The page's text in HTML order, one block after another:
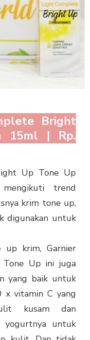
Bright
15ml | Rp.
Up Tone Up
trend
krim tone up,
digunakan untuk
up krim, Garnier
Up ini juga
yang baik untuk
x vitamin C yang
kusam dan
yogurtnya untuk